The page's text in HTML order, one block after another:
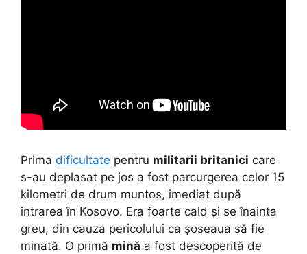
Prima dificultate pentru militarii britanici care
s-au deplasat pe jos a fost parcurgerea celor 15
kilometri de drum muntos, imediat după
intrarea în Kosovo. Era foarte cald și se înainta
greu, din cauza pericolului ca șoseaua să fie
minată. O primă mină a fost descoperită de